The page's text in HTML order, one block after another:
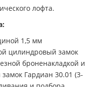
лофта.
1,5 мм
цилиндровый замок
броненакладкой и
Гардиан 30.01 (3-